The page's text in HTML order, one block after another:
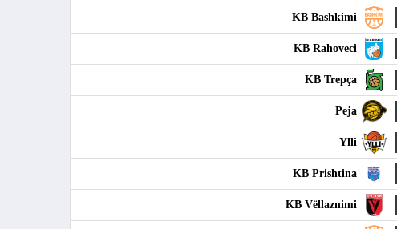
KB Bashkimi
KB Rahoveci
KB Trepça
Peja
Ylli
KB Prishtina
KB Vëllaznimi